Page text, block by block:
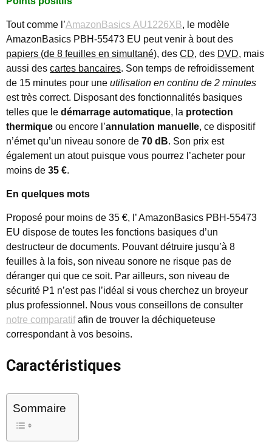
Tout comme l’AmazonBasics AU1226XB, le modèle
AmazonBasics PBH-55473 EU peut venir à bout des
papiers (de 8 feuilles en simultané), des CD, des DVD, mais
aussi des cartes bancaires. Son temps de refroidissement
de 15 minutes pour une utilisation en continu de 2 minutes
est très correct. Disposant des fonctionnalités basiques
telles que le démarrage automatique, la protection
thermique ou encore l’annulation manuelle, ce dispositif
n’émet qu’un niveau sonore de 70 dB. Son prix est
également un atout puisque vous pourrez l’acheter pour
moins de 35 €.
En quelques mots
Proposé pour moins de 35 €, l’ AmazonBasics PBH-55473
EU dispose de toutes les fonctions basiques d’un
destructeur de documents. Pouvant détruire jusqu’à 8
feuilles à la fois, son niveau sonore ne risque pas de
déranger qui que ce soit. Par ailleurs, son niveau de
sécurité P1 n’est pas l’idéal si vous cherchez un broyeur
plus professionnel. Nous vous conseillons de consulter
notre comparatifafin de trouver la déchiqueteuse
correspondant à vos besoins.
Caractéristiques
Sommaire